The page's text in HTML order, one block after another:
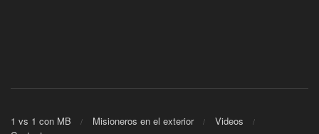
1 vs 1 con MB Misioneros en el exterior
Videos